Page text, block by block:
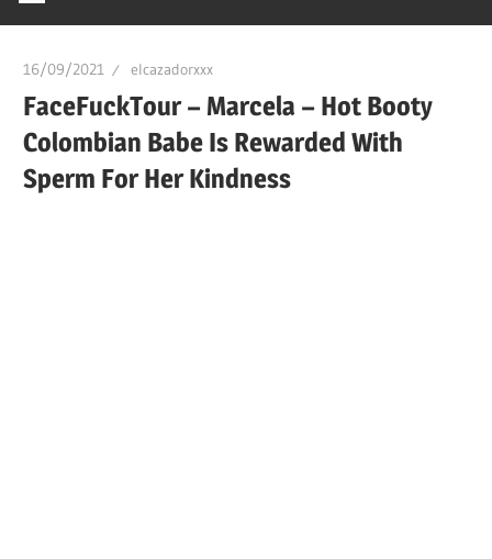
16/09/2021 elcazadorxxx
FaceFuckTour – Marcela – Hot Booty
Colombian Babe Is Rewarded With
Sperm For Her Kindness